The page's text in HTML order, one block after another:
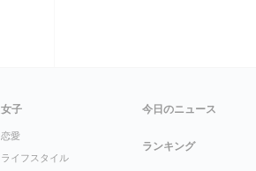
女子
恋愛
ライフスタイル
今日のニュース
ランキング